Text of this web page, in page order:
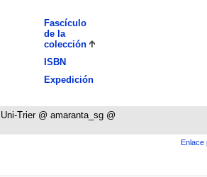
Fascículo
de la
colección
ISBN
Expedición
Uni-Trier @ amaranta_sg @
Enlace